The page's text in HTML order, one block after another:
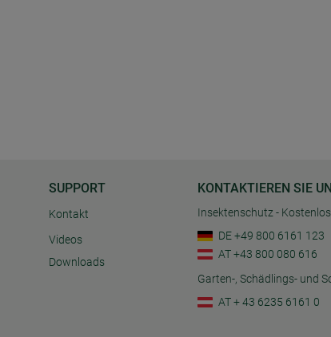
SUPPORT
Kontakt
Videos
Downloads
KONTAKTIEREN SIE
Insektenschutz -
DE +49 800 6161 123
AT +43 800 080 616
Garten-, Schädlings- und
AT + 43 6235 6161 0